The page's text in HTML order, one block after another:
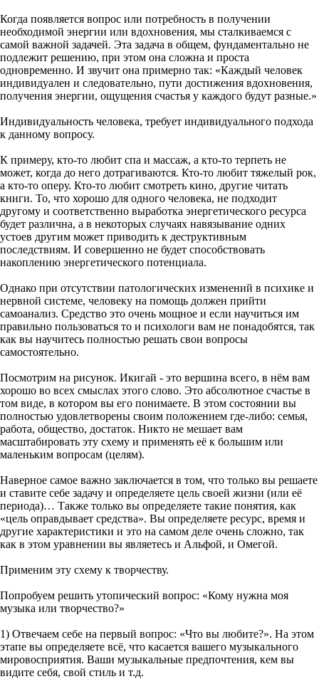
Когда появляется вопрос или потребность в получении
необходимой энергии или вдохновения, мы сталкиваемся с
самой важной задачей. Эта задача в общем, фундаментально не
подлежит решению, при этом она сложна и проста
одновременно. И звучит она примерно так: «Каждый человек
индивидуален и следовательно, пути достижения вдохновения,
получения энергии, ощущения счастья у каждого будут разные.»
Индивидуальность человека, требует индивидуального подхода
к данному вопросу.
К примеру, кто-то любит спа и массаж, а кто-то терпеть не
может, когда до него дотрагиваются. Кто-то любит тяжелый рок,
а кто-то оперу. Кто-то любит смотреть кино, другие читать
книги. То, что хорошо для одного человека, не подходит
другому и соответственно выработка энергетического ресурса
будет различна, а в некоторых случаях навязывание одних
устоев другим может приводить к деструктивным
последствиям. И совершенно не будет способствовать
накоплению энергетического потенциала.
Однако при отсутствии патологических изменений в психике и
нервной системе, человеку на помощь должен прийти
самоанализ. Средство это очень мощное и если научиться им
правильно пользоваться то и психологи вам не понадобятся, так
как вы научитесь полностью решать свои вопросы
самостоятельно.
Посмотрим на рисунок. Икигай - это вершина всего, в нём вам
хорошо во всех смыслах этого слово. Это абсолютное счастье в
том виде, в котором вы его понимаете. В этом состоянии вы
полностью удовлетворены своим положением где-либо: семья,
работа, общество, достаток. Никто не мешает вам
масштабировать эту схему и применять её к большим или
маленьким вопросам (целям).
Наверное самое важно заключается в том, что только вы решаете
и ставите себе задачу и определяете цель своей жизни (или её
периода)… Также только вы определяете такие понятия, как
«цель оправдывает средства». Вы определяете ресурс, время и
другие характеристики и это на самом деле очень сложно, так
как в этом уравнении вы являетесь и Альфой, и Омегой.
Применим эту схему к творчеству.
Попробуем решить утопический вопрос: «Кому нужна моя
музыка или творчество?»
1) Отвечаем себе на первый вопрос: «Что вы любите?». На этом
этапе вы определяете всё, что касается вашего музыкального
мировосприятия. Ваши музыкальные предпочтения, кем вы
видите себя, свой стиль и т.д.